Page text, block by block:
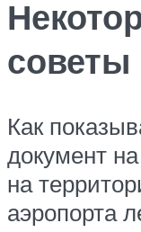
Как
документ
на
аэропорта